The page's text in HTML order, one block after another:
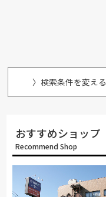
〉検索条件を変える
おすすめショップ
Recommend Shop